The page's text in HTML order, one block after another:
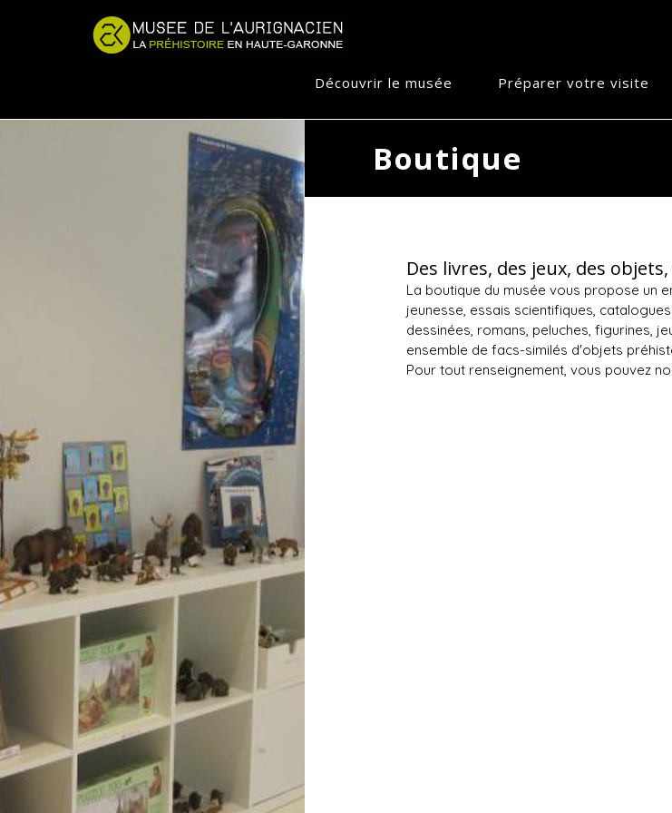
Découvrir le musée Préparer votre visite
Boutique
Des livres, des jeux, des
La boutique du musée vous propose un
jeunesse, essais scientifiques,
dessinées, romans, peluches, figurines,
ensemble de facs-similés d'objets
Pour tout renseignement, vous pouvez